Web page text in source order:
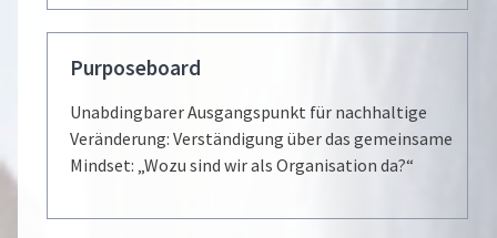
Purposeboard
Unabdingbarer Ausgangspunkt für nachhaltige
Veränderung: Verständigung über das gemeinsame
Mindset: „Wozu sind wir als Organisation da?“